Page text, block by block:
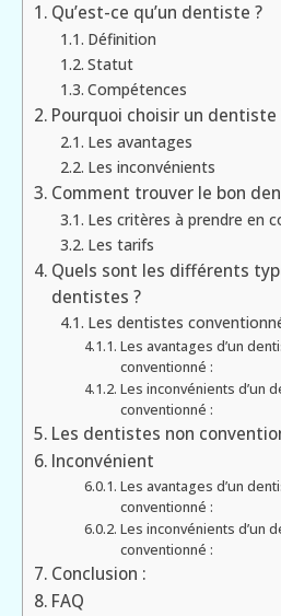
Qu’est-ce qu’un dentiste ?
Définition
Statut
Compétences
Pourquoi choisir un dentiste
Les avantages
Les inconvénients
Comment trouver le bon
Les critères à prendre en
Les tarifs
Quels sont les différents
dentistes ?
Les dentistes
Les avantages d’un
conventionné :
Les inconvénients d’un
conventionné :
Les dentistes non
Inconvénient
Les avantages d’un
conventionné :
Les inconvénients d’un
conventionné :
Conclusion :
FAQ